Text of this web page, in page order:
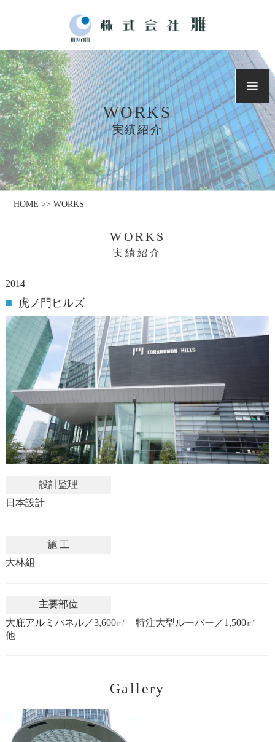
WORKS
実績紹介
HOME >> WORKS
WORKS
実績紹介
2014
■ 虎ノ門ヒルズ
設計監理
日本設計
施 工
大林組
主要部位
大庇アルミパネル／3,600㎡ 特注大型ルーバー／1,500㎡
他
Gallery